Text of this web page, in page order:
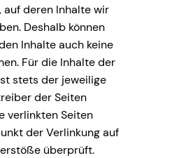
deren Inhalte wir
Deshalb können
Inhalte auch keine
Für die Inhalte der
stets der jeweilige
der Seiten
verlinkten Seiten
der Verlinkung auf
überprüft.